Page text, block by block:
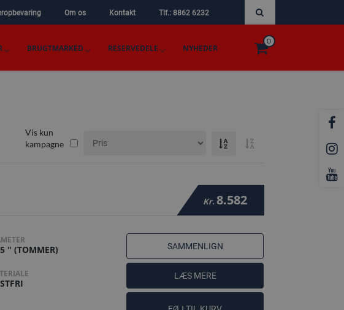
Om os Kontakt Tlf.: 8862 6232
BRUGTMARKED RESERVEDELE NYHEDER
0
Vis kun
kampagne
Kr. 8.582
" (TOMMER) SAMMENLIGN
LÆS MERE